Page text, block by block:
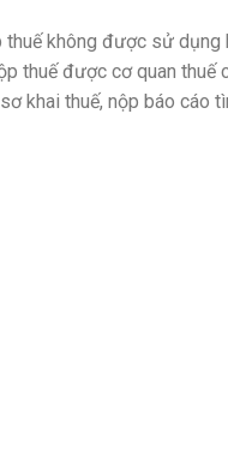
không được sử dụng
thuế được cơ quan thuế
khai thuế, nộp báo cáo